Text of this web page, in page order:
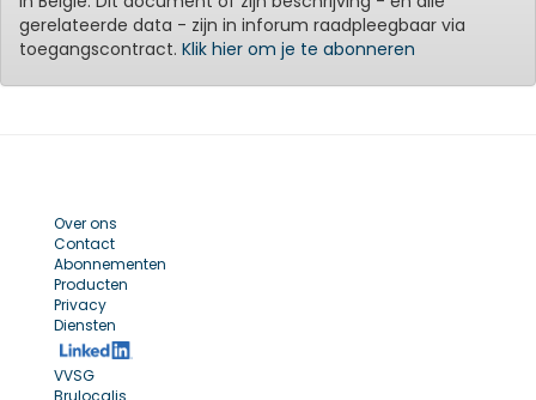
gerelateerde data - zijn in inforum raadpleegbaar via
toegangscontract. Klik hier om je te abonneren
Over ons
Contact
Abonnementen
Producten
Privacy
Diensten
VVSG
Brulocalis